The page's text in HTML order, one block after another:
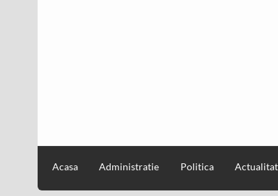
Acasa Administratie Politica